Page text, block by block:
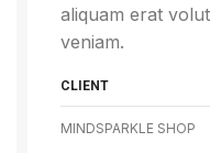
aliquam erat
veniam.
CLIENT
MINDSPARKLE SHOP